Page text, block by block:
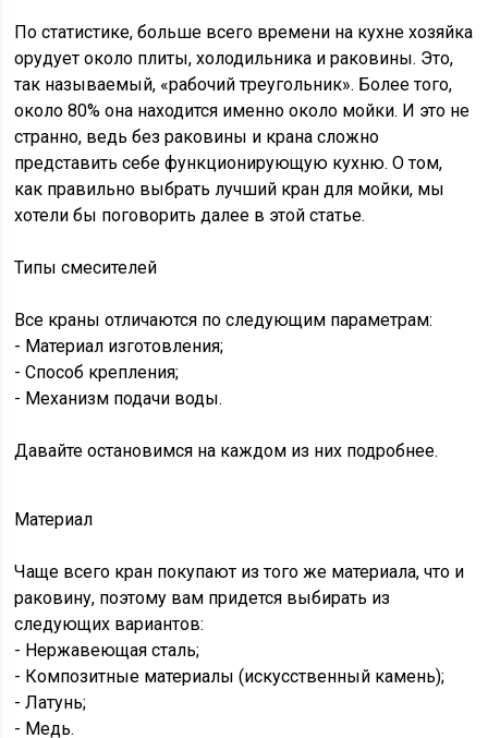
По статистике, больше всего времени на кухне хозяйка
орудует около плиты, холодильника и раковины. Это,
так называемый, «рабочий треугольник». Более того,
около 80% она находится именно около мойки. И это не
странно, ведь без раковины и крана сложно
представить себе функционирующую кухню. О том,
как правильно выбрать лучший кран для мойки, мы
хотели бы поговорить далее в этой статье.
Типы смесителей
Все краны отличаются по следующим параметрам:
- Материал изготовления;
- Способ крепления;
- Механизм подачи воды.
Давайте остановимся на каждом из них подробнее.
Материал
Чаще всего кран покупают из того же материала, что и
раковину, поэтому вам придется выбирать из
следующих вариантов:
- Нержавеющая сталь;
- Композитные материалы (искусственный камень);
- Латунь;
- Медь.